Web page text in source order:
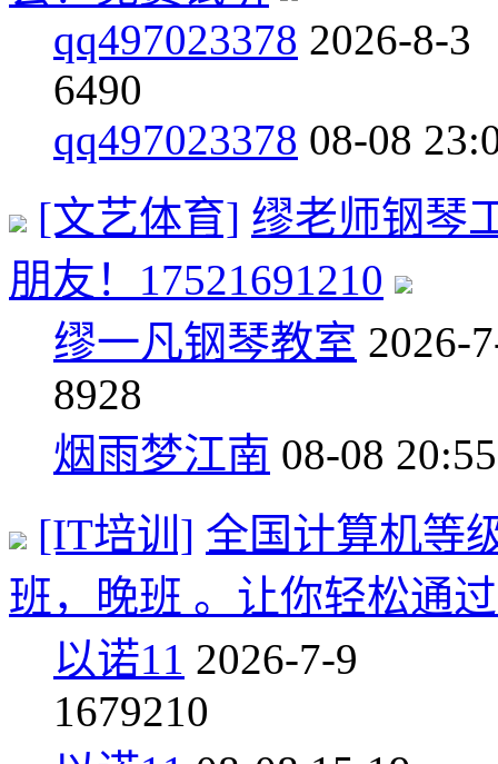
qq497023378 2026-8-3
6490
qq497023378 08-08
[文艺体育] 缪老师钢琴
朋友！17521691210
缪一凡钢琴教室 2026-
8928
烟雨梦江南 08-08 20:55
[IT培训] 全国计算机等
班，晚班 。让你轻松通
以诺11 2026-7-9
1679210